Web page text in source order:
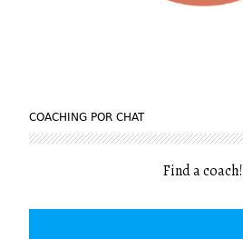
COACHING POR CHAT
Find a coach!